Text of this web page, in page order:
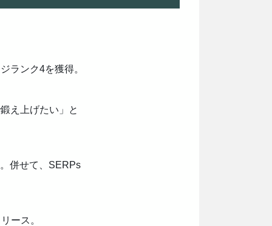
ランク4を獲得。
え上げたい」と
併せて、SERPs
ース。